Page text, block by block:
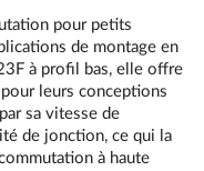
pour petits
de montage en
à profil bas, elle offre
leurs conceptions
sa vitesse de
de jonction, ce qui la
à haute